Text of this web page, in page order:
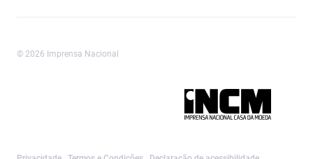
© 2026 Imprensa Nacional